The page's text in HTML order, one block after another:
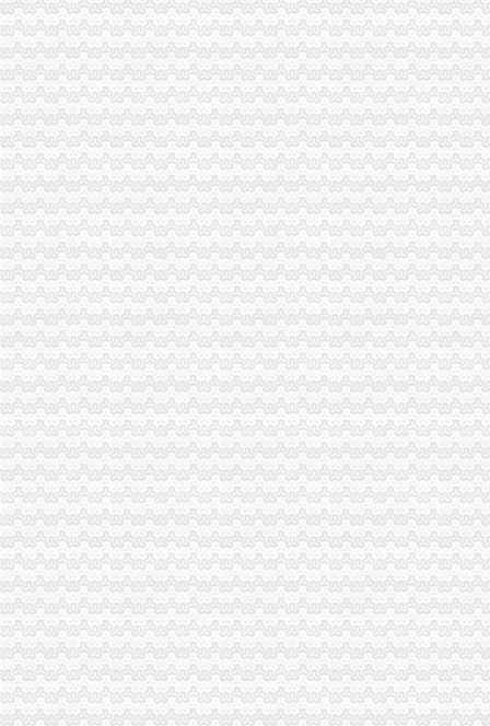
沈工商代办|沈会计代帐|沈代帐会计|辽宁沈自贸区|公司工商执
沈工商代办|沈会计代帐|沈代帐会计|辽宁沈自贸区|公司工商执
【小河区工商营业执照代办】-小河小河易登网
【芜湖市代办工商营业执照找镜湖区安诚财务蒋会计代理的图片】-芜
代办昆明市五华区工商营业执照
代办贵安新区房地产开发资质代办代办工商执照工商-贵58同城
代办西山区各类工商注册、营业执照、税务登记、资质审-昆明58同城
青岛代办营业执照青岛工商注册代理|青岛代理注册公司|青岛高新区注
广州工商注册,公司注册,代办公司营业执照,代办公司注册,代办
沧州代办营业执照|沧州代理记账|沧州注册公司|沧州工商注册|沧州公司
代办营业执照,代办执照,代办执照【批发,采购】-江门市蓬江区光
广州工商注册,公司注册,代办公司营业执照,代办公司注册,代办
代办营业执照|北京办照网工商执照网-页
【58同城】南充代办工商执照
【58同城】绵代办工商执照
代办工商营业执照、各类资质代理、咨询
宣武工商注册,企业注册执照,宣武公司注册,宣武广外代理注册公
武汉一站通工商管理咨询有限公司,江夏区代账公司,注册公司执照
【代办工商营业执照】-其他-秦岛赶集网
西安代办工商营业执照-西安58同城
雄安注册注册_雄安代理注册公司_雄安工商注册_雄安代办执照-雄安新
成都税务代理公司_成都代理记账公司_成都营业执照代办机构_成都工
【深圳工商注册多少钱注册公司深圳代办营业执照多少钱】-宝安宝安
广州白云区注册公司免费代办营业执照工商代理记账-利丰财务
晋中代办公司注册营业执照税务登记_晋中榆次区工商注册_晋中去
工商代理/工商执照代办_工商执照代办,代办工商营业执照-武汉公司
海淀区公司注册|海淀工商注册|代办营业执照|代办注册|海淀注册公司
北京代办营业执照,北京工商代理注册公司_春天北京代办营业执照
代办昆明市高新区工商营业执照
贵代办营业执照/工商代办/贵税务登记代理
【广州工商注册_广州代办营业执照_广州代办公】-广州工商注册广州
南昌代办工商执照88：代理工商营业执照【今日推荐网-南昌工商/税务/